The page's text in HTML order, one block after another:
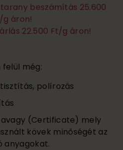
beszámítás 25.600
g áron!
22.500 Ft/g áron!
felül még:
polírozás
(Certificate) mely
kövek minőségét az
anyagokat.